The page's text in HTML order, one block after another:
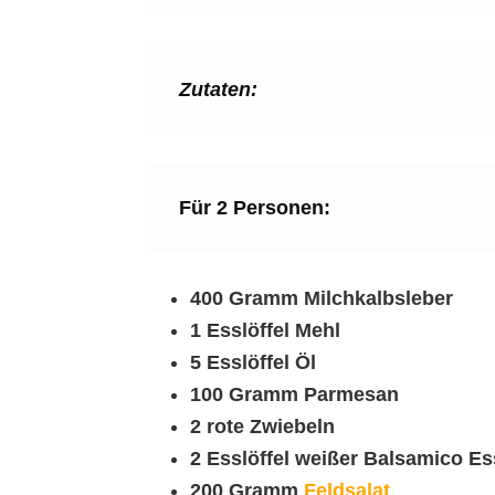
Zutaten:
Für 2 Personen:
400 Gramm Milchkalbsleber
1 Esslöffel Mehl
5 Esslöffel Öl
100 Gramm Parmesan
2 rote Zwiebeln
2 Esslöffel weißer Balsamico
200 Gramm Feldsalat